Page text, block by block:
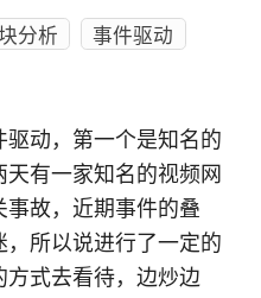
分析
事件驱动
驱动，第一个是知名的
有一家知名的视频网
故，近期事件的叠
所以说进行了一定的
式去看待，边炒边